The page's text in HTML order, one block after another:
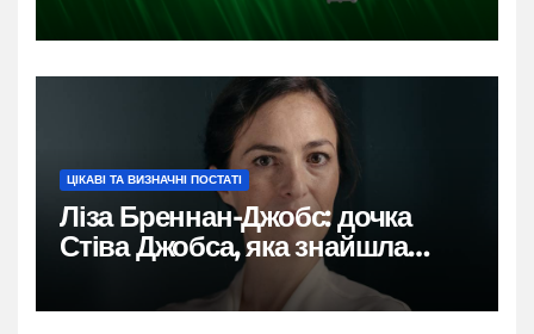
ЦІКАВІ ТА ВИЗНАЧНІ ПОСТАТІ
Ліза Бреннан-Джобс: дочка
Стіва Джобса, яка знайшла
власний голос